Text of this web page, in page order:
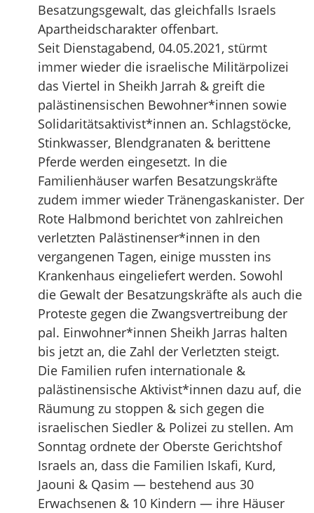
Besatzungsgewalt, das gleichfalls Israels
Apartheidscharakter offenbart.
Seit Dienstagabend, 04.05.2021, stürmt
immer wieder die israelische Militärpolizei
das Viertel in Sheikh Jarrah & greift die
palästinensischen Bewohner*innen sowie
Solidaritätsaktivist*innen an. Schlagstöcke,
Stinkwasser, Blendgranaten & berittene
Pferde werden eingesetzt. In die
Familienhäuser warfen Besatzungskräfte
zudem immer wieder Tränengaskanister. Der
Rote Halbmond berichtet von zahlreichen
verletzten Palästinenser*innen in den
vergangenen Tagen, einige mussten ins
Krankenhaus eingeliefert werden. Sowohl
die Gewalt der Besatzungskräfte als auch die
Proteste gegen die Zwangsvertreibung der
pal. Einwohner*innen Sheikh Jarras halten
bis jetzt an, die Zahl der Verletzten steigt.
Die Familien rufen internationale &
palästinensische Aktivist*innen dazu auf, die
Räumung zu stoppen & sich gegen die
israelischen Siedler & Polizei zu stellen. Am
Sonntag ordnete der Oberste Gerichtshof
Israels an, dass die Familien Iskafi, Kurd,
Jaouni & Qasim — bestehend aus 30
Erwachsenen & 10 Kindern — ihre Häuser